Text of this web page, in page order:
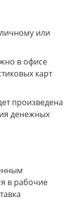
или
в офисе
карт
произведена
денежных
в рабочие